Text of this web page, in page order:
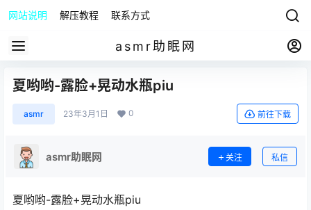
网站说明 解压教程 联系方式
asmr助眠网
夏哟哟-露脸+晃动水瓶piu
asmr 23年3月1日 0 前往下载
asmr助眠网 关注 私信
夏哟哟-露脸+晃动水瓶piu